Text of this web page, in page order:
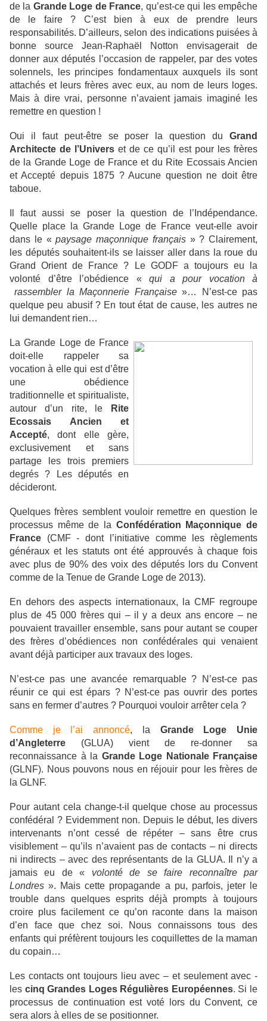
de la Grande Loge de France, qu’est-ce qui les empêche
de le faire ? C’est bien à eux de prendre leurs
responsabilités. D’ailleurs, selon des indications puisées à
bonne source Jean-Raphaël Notton envisagerait de
donner aux députés l’occasion de rappeler, par des votes
solennels, les principes fondamentaux auxquels ils sont
attachés et leurs frères avec eux, au nom de leurs loges.
Mais à dire vrai, personne n’avaient jamais imaginé les
remettre en question !
Oui il faut peut-être se poser la question du Grand
Architecte de l’Univers et de ce qu’il est pour les frères
de la Grande Loge de France et du Rite Ecossais Ancien
et Accepté depuis 1875 ? Aucune question ne doit être
taboue.
Il faut aussi se poser la question de l’Indépendance.
Quelle place la Grande Loge de France veut-elle avoir
dans le «paysage maçonnique français» ? Clairement,
les députés souhaitent-ils se laisser aller dans la roue du
Grand Orient de France ? Le GODF a toujours eu la
volonté d’être l’obédience « qui a pour vocation à
rassembler la Maçonnerie Française»… N’est-ce pas
quelque peu abusif ? En tout état de cause, les autres ne
lui demandent rien…
La Grande Loge de France
doit-elle rappeler sa
vocation à elle qui est d’être
une obédience
traditionnelle et spiritualiste,
autour d’un rite, le
Rite
Ecossais Ancien et
Accepté, dont elle gère,
exclusivement et sans
partage les trois premiers
degrés ? Les députés en
décideront.
Quelques frères semblent vouloir remettre en question le
processus même de la Confédération Maçonnique de
France (CMF - dont l’initiative comme les règlements
généraux et les statuts ont été approuvés à chaque fois
avec plus de 90% des voix des députés lors du Convent
comme de la Tenue de Grande Loge de 2013).
En dehors des aspects internationaux, la CMF regroupe
plus de 45 000 frères qui – il y a deux ans encore – ne
pouvaient travailler ensemble, sans pour autant se couper
des frères d’obédiences non confédérales qui venaient
avant déjà participer aux travaux des loges.
N’est-ce pas une avancée remarquable ? N’est-ce pas
réunir ce qui est épars ? N’est-ce pas ouvrir des portes
sans en fermer d’autres ? Pourquoi vouloir arrêter cela ?
Comme je l’ai annoncé, la Grande Loge Unie
d’Angleterre (GLUA) vient de re-donner sa
reconnaissance à la Grande Loge Nationale Française
(GLNF). Nous pouvons nous en réjouir pour les frères de
la GLNF.
Pour autant cela change-t-il quelque chose au processus
confédéral ? Evidemment non. Depuis le début, les divers
intervenants n’ont cessé de répéter – sans être crus
visiblement – qu’ils n’avaient pas de contacts – ni directs
ni indirects – avec des représentants de la GLUA. Il n’y a
jamais eu de « volonté de se faire reconnaître par
Londres ». Mais cette propagande a pu, parfois, jeter le
trouble dans quelques esprits déjà prompts à toujours
croire plus facilement ce qu’on raconte dans la maison
d’en face que chez soi. Nous connaissons tous des
enfants qui préfèrent toujours les coquillettes de la maman
du copain…
Les contacts ont toujours lieu avec – et seulement avec -
les cinq Grandes Loges Régulières Européennes. Si le
processus de continuation est voté lors du Convent, ce
sera alors à elles de se positionner.